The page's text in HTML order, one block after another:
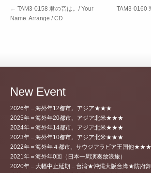
← TAM3-0158 君の音は。/ Your
Name. Arrange / CD
TAM3-0160
New Event
2026年＝海外年12都市。アジア★★★
2025年＝海外年20都市。アジア北米★★★
2024年＝海外年14都市。アジア北米★★★
2023年＝海外年10都市。アジア北米★★★
2022年＝海外年４都市。サウジアラビア王国他★★★
2021年＝海外年0回（日本一周演奏放浪旅）
2020年＝大幅中止延期＝台湾★沖縄大阪台湾★防府